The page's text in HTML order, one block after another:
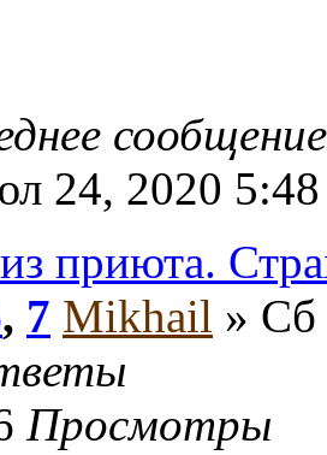
24, 2020
приюта.
, 7 Mikhail » Сб
Просмотры